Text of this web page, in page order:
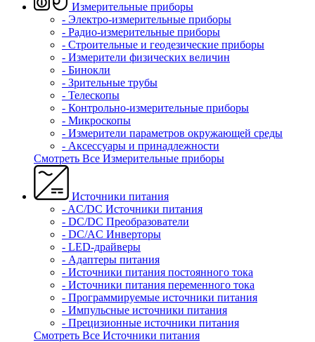
Измерительные приборы
- Электро-измерительные приборы
- Радио-измерительные приборы
- Строительные и геодезические приборы
- Измерители физических величин
- Бинокли
- Зрительные трубы
- Телескопы
- Контрольно-измерительные приборы
- Микроскопы
- Измерители параметров окружающей среды
- Аксессуары и принадлежности
Смотреть Все Измерительные приборы
Источники питания
- AC/DC Источники питания
- DC/DC Преобразователи
- DC/AC Инверторы
- LED-драйверы
- Адаптеры питания
- Источники питания постоянного тока
- Источники питания переменного тока
- Программируемые источники питания
- Импульсные источники питания
- Прецизионные источники питания
Смотреть Все Источники питания